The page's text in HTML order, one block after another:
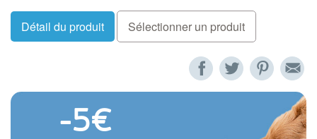
Détail du produit Sélectionner un produit
-5